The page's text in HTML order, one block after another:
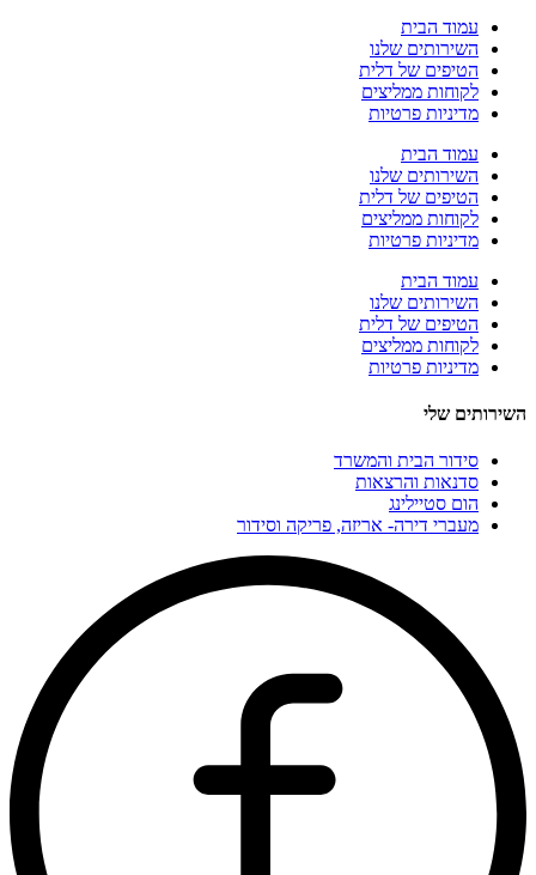
עמוד הבית
השירותים שלנו
הטיפים של דלית
לקוחות ממליצים
מדיניות פרטיות
עמוד הבית
השירותים שלנו
הטיפים של דלית
לקוחות ממליצים
מדיניות פרטיות
עמוד הבית
השירותים שלנו
הטיפים של דלית
לקוחות ממליצים
מדיניות פרטיות
השירותים שלי
סידור הבית והמשרד
סדנאות והרצאות
הום סטיילינג
מעברי דירה- אריזה, פריקה וסידור